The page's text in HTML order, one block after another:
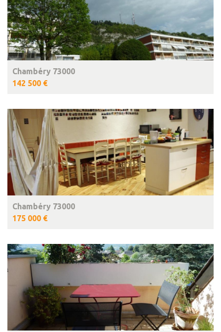
Chambéry 73000
142 500 €
Chambéry 73000
175 000 €